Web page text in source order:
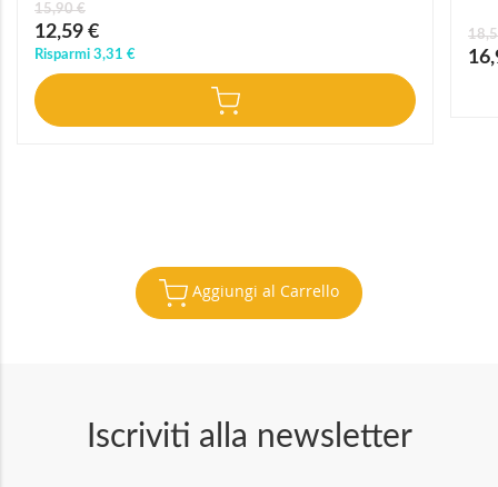
Prezzo
speciale
12,59 €
15,90 €
Risparmi 3,31 €
Aggiungi al Carrello
Iscriviti alla newsletter